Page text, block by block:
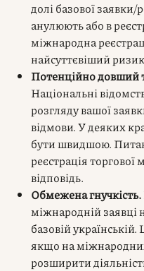
долі базової заявки/
анулюють або в
міжнародна
найсуттєвіший
Потенційно довший
Національні
розгляду вашої
відмови. У деяких
бути швидшою.
реєстрація
відповідь.
Обмежена гнучкість.
міжнародній
базовій
якщо на
розширити